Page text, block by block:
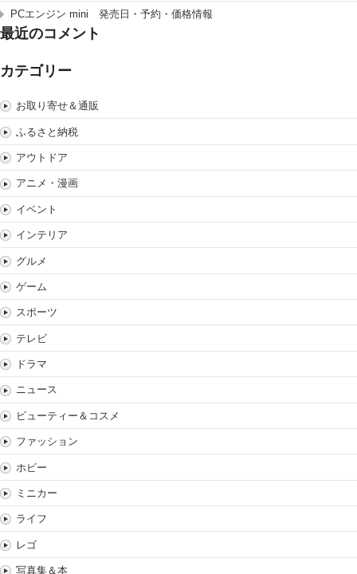
PCエンジン mini 発売日・予約・価格情報
最近のコメント
カテゴリー
お取り寄せ＆通販
ふるさと納税
アウトドア
アニメ・漫画
イベント
インテリア
グルメ
ゲーム
スポーツ
テレビ
ドラマ
ニュース
ビューティー＆コスメ
ファッション
ホビー
ミニカー
ライフ
レゴ
写真集＆本